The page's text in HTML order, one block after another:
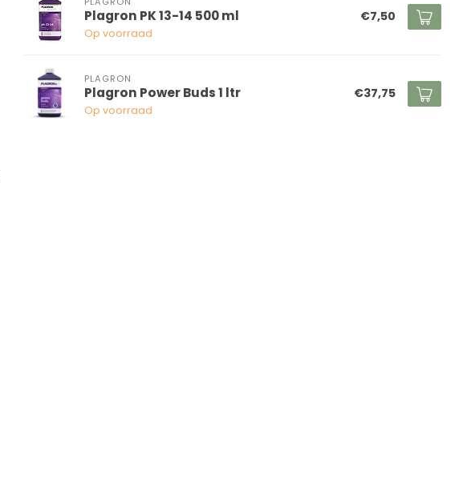
Plagron PK 13-14 500 ml
Op voorraad
€7,50
PLAGRON
Plagron Power Buds 1 ltr
Op voorraad
€37,75